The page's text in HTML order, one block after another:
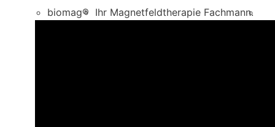
biomag® Ihr Magnetfeldtherapie Fachmann.